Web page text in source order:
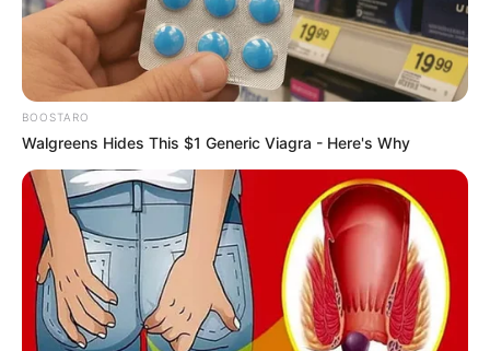
BOOSTARO
Walgreens Hides This $1 Generic Viagra - Here's Why